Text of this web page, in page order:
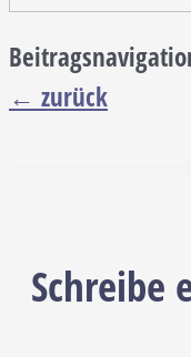
← zurück
Schreibe